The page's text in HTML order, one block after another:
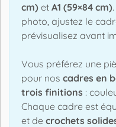
cm) et A1 (59×84 cm)
photo, ajustez le
prévisualisez avant
Vous préférez une
pour nos cadres en
trois finitions :
Chaque cadre est
et de crochets